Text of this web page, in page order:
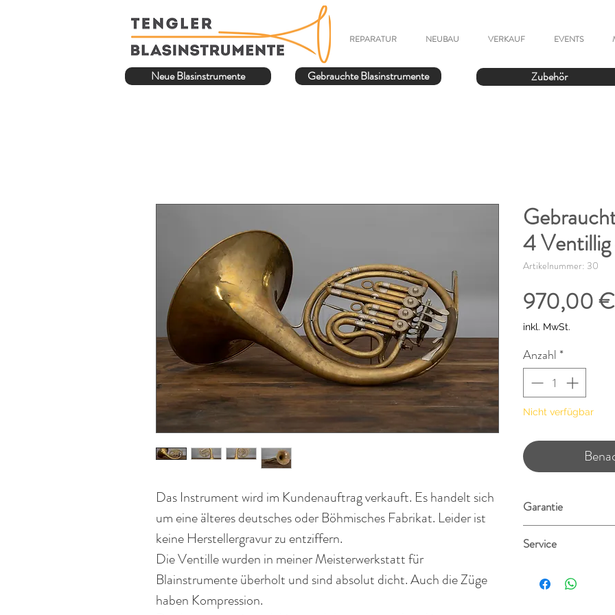
REPARATUR NEUBAU VERKAUF EVENTS
Neue Blasinstrumente Gebrauchte Blasinstrumente Zubehör
Das Instrument wird im Kundenauftrag verkauft. Es handelt sich
um eine älteres deutsches oder Böhmisches Fabrikat. Leider ist
keine Herstellergravur zu entziffern.
Die Ventille wurden in meiner Meisterwerkstatt für
Blainstrumente überholt und sind absolut dicht. Auch die Züge
haben Kompression.
4
Artikelnummer: 30
970,00 €
inkl. MwSt.
Anzahl *
Nicht verfügbar
Garantie
hauseigenen
Selbstverständlich
Service
einem Instrument